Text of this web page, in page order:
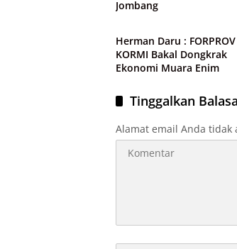
Jombang
Peristiwa
Herman Daru :
KORMI Bakal Dongkrak
Ekonomi Muara Enim
Tinggalkan
Alamat email Anda tidak